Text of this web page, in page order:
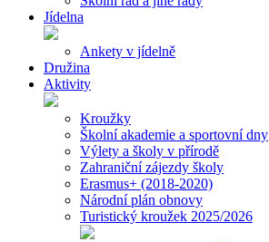
Jídelna
Ankety v jídelně
Družina
Aktivity
Kroužky
Školní akademie a sportovní dny
Výlety a školy v přírodě
Zahraniční zájezdy školy
Erasmus+ (2018-2020)
Národní plán obnovy
Turistický kroužek 2025/2026